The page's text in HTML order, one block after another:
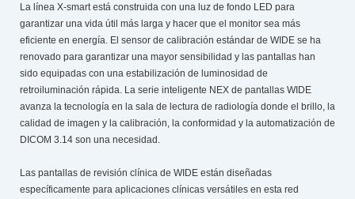
La línea X-smart está construida con una luz de fondo LED para
garantizar una vida útil más larga y hacer que el monitor sea más
eficiente en energía. El sensor de calibración estándar de WIDE se ha
renovado para garantizar una mayor sensibilidad y las pantallas han
sido equipadas con una estabilización de luminosidad de
retroiluminación rápida. La serie inteligente NEX de pantallas WIDE
avanza la tecnología en la sala de lectura de radiología donde el brillo, la
calidad de imagen y la calibración, la conformidad y la automatización de
DICOM 3.14 son una necesidad.
Las pantallas de revisión clínica de WIDE están diseñadas
específicamente para aplicaciones clínicas versátiles en esta red